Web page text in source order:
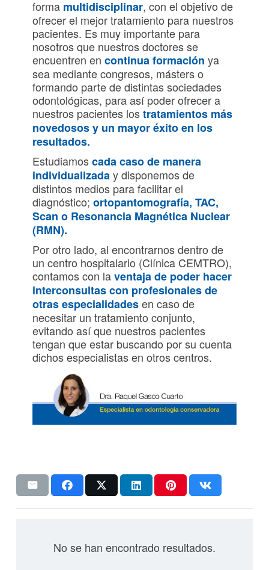
forma multidisciplinar, con el objetivo de
ofrecer el mejor tratamiento para nuestros
pacientes. Es muy importante para
nosotros que nuestros doctores se
encuentren en continua formación ya
sea mediante congresos, másters o
formando parte de distintas sociedades
odontológicas, para así poder ofrecer a
nuestros pacientes lostratamientos más
novedosos y un mayor éxito en los
resultados.
Estudiamoscada caso de manera
individualizaday disponemos de
distintos medios para facilitar el
diagnóstico; ortopantomografía, TAC,
Scan o Resonancia Magnética Nuclear
(RMN).
Por otro lado, al encontrarnos dentro de
un centro hospitalario (Clínica CEMTRO),
contamos con laventaja de poder hacer
interconsultas con profesionales de
otras especialidadesen caso de
necesitar un tratamiento conjunto,
evitando así que nuestros pacientes
tengan que estar buscando por su cuenta
dichos especialistas en otros centros.
No se han encontrado resultados.